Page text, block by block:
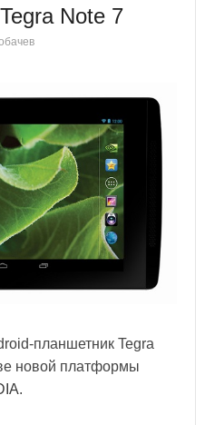
Note 7
планшетник Tegra
новой платформы
.